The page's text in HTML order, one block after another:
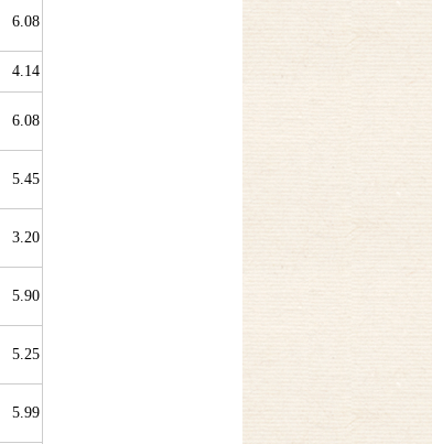
6.08
4.14
6.08
5.45
3.20
5.90
5.25
5.99